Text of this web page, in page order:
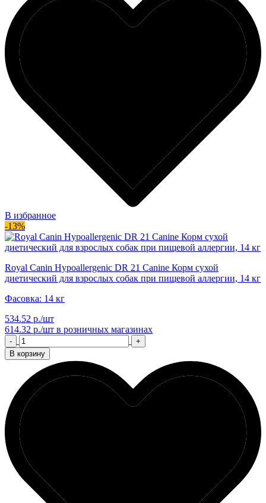
В избранное
-13%
Royal Canin Hypoallergenic DR 21 Canine Корм сухой
диетический для взрослых собак при пищевой аллергии, 14 кг
Фасовка: 14 кг
534.52 р./шт
614.32 р./шт в розничных магазинах
-
+
В корзину